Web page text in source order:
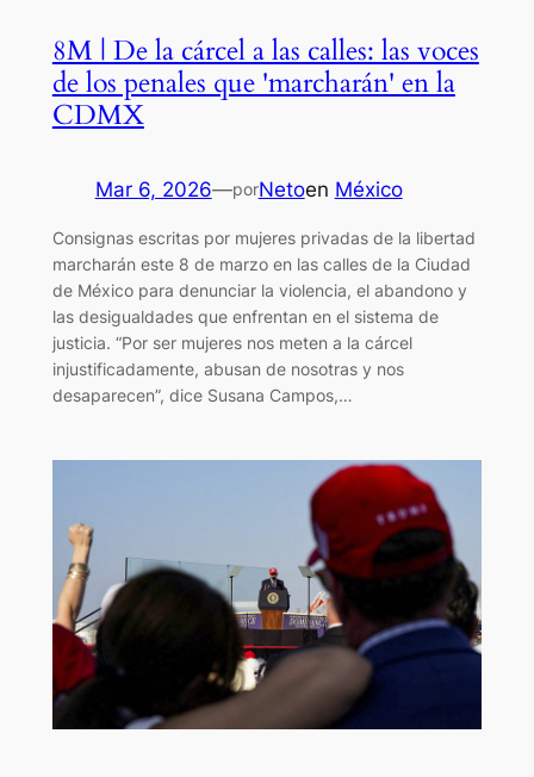
8M | De la cárcel a las calles: las voces
de los penales que 'marcharán' en la
CDMX
Mar 6, 2026—porNetoen México
Consignas escritas por mujeres privadas de la libertad
marcharán este 8 de marzo en las calles de la Ciudad
de México para denunciar la violencia, el abandono y
las desigualdades que enfrentan en el sistema de
justicia. “Por ser mujeres nos meten a la cárcel
injustificadamente, abusan de nosotras y nos
desaparecen”, dice Susana Campos,…